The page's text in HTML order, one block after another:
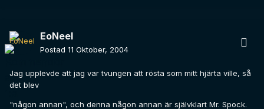
EoNeel
Postad 11 Oktober, 2004
Jag upplevde att jag var tvungen att rösta som mitt hjärta ville, så
det blev
"någon annan", och denna någon annan är självklart Mr. Spock.